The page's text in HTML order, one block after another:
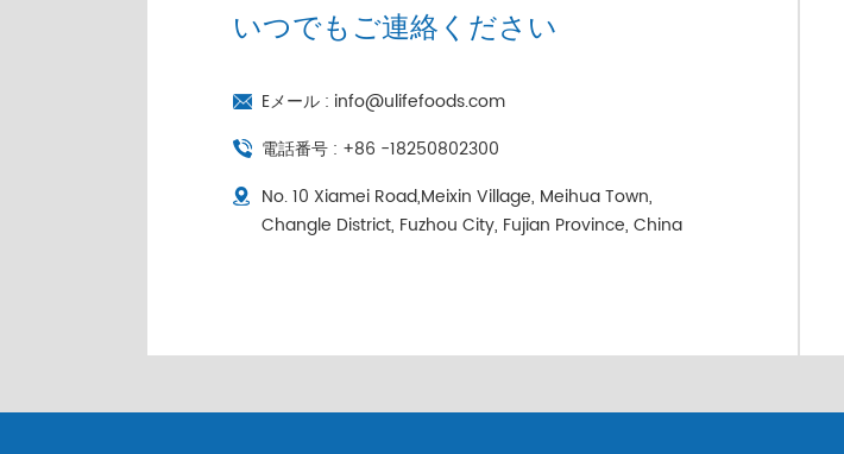
いつでもご連絡ください
Eメール : info@ulifefoods.com
電話番号 : +86 -18250802300
No. 10 Xiamei Road,Meixin Village, Meihua Town,
Changle District, Fuzhou City, Fujian Province, China